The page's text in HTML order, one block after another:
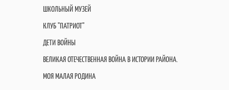
ШКОЛЬНЫЙ МУЗЕЙ
КЛУБ "ПАТРИОТ"
ДЕТИ ВОЙНЫ
ВЕЛИКАЯ ОТЕЧЕСТВЕННАЯ ВОЙНА В ИСТОРИИ РАЙОНА.
МОЯ МАЛАЯ РОДИНА